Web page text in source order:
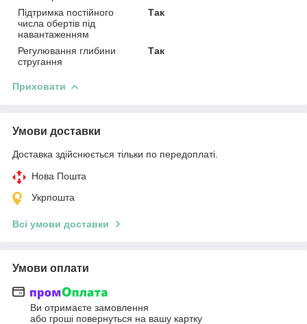
Підтримка постійного
числа обертів під
навантаженням
Так
Регулювання глибини
стругання
Так
Приховати
Умови доставки
Доставка здійснюється тільки по передоплаті.
Нова Пошта
Укрпошта
Всі умови доставки
Умови оплати
Ви отримаєте замовлення
або гроші повернуться на вашу картку